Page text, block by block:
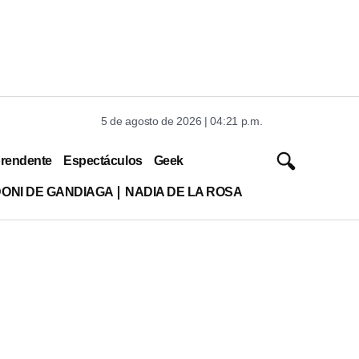
5 de agosto de 2026 | 04:21 p.m.
Espectáculos Geek
DE GANDIAGA NADIA DE LA ROSA